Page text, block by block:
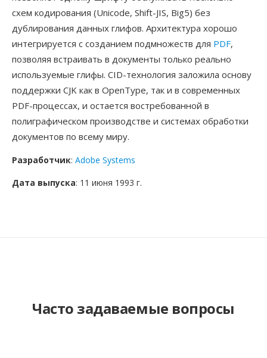
схем кодирования (Unicode, Shift-JIS, Big5) без
дублирования данных глифов. Архитектура хорошо
интегрируется с созданием подмножеств для PDF,
позволяя встраивать в документы только реально
используемые глифы. CID-технология заложила основу
поддержки CJK как в OpenType, так и в современных
PDF-процессах, и остается востребованной в
полиграфическом производстве и системах обработки
документов по всему миру.
Разработчик: Adobe Systems
Дата выпуска: 11 июня 1993 г.
Часто задаваемые вопросы